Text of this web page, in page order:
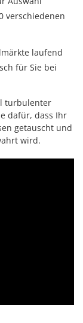
verschiedenen
laufend
für Sie bei
turbulenter
dafür, dass Ihr
getauscht und
wird.